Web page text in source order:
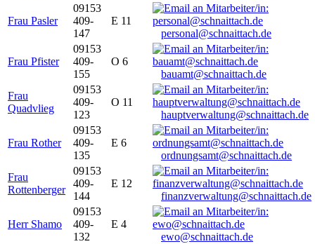
Frau Pasler
09153
409-
147
E 11
personal@schnaittach.de
Frau Pfister
09153
409-
155
O 6
bauamt@schnaittach.de
Frau
Quadvlieg
09153
409-
123
O 11
hauptverwaltung@schnaittach.de
Frau Rother
09153
409-
135
E 6
ordnungsamt@schnaittach.de
Frau
Rottenberger
09153
409-
144
E 12
finanzverwaltung@schnaittach.de
Herr Shamo
09153
409-
132
E 4
ewo@schnaittach.de